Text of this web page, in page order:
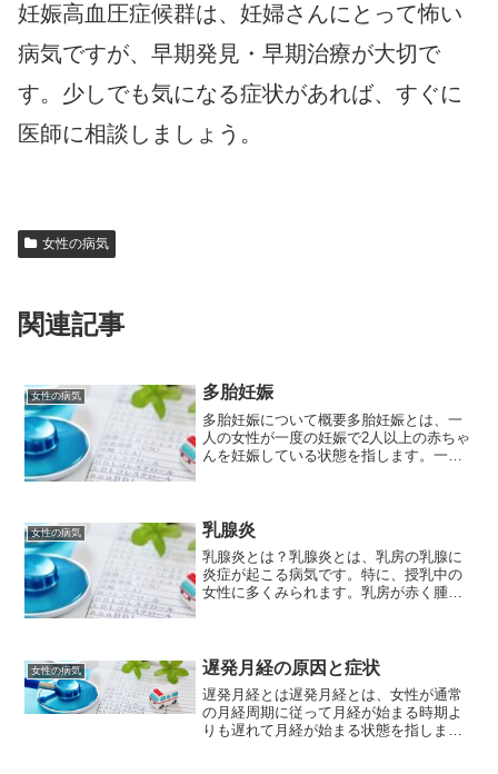
妊娠高血圧症候群は、妊婦さんにとって怖い
病気ですが、早期発見・早期治療が大切で
す。少しでも気になる症状があれば、すぐに
医師に相談しましょう。
女性の病気
関連記事
女性の病気 多胎妊娠
多胎妊娠について概要多胎妊娠とは、一
人の女性が一度の妊娠で2人以上の赤ちゃ
んを妊娠している状態を指します。一般
の2つが考えられます。...
女性の病気 乳腺炎
乳腺炎とは？乳腺炎とは、乳房の乳腺に
炎症が起こる病気です。特に、授乳中の
女性に多くみられます。乳房が赤く腫
乳が乳房内に滞留する...
女性の病気 遅発月経の原因と症状
遅発月経とは遅発月経とは、女性が通常
の月経周期に従って月経が始まる時期よ
りも遅れて月経が始まる状態を指しま